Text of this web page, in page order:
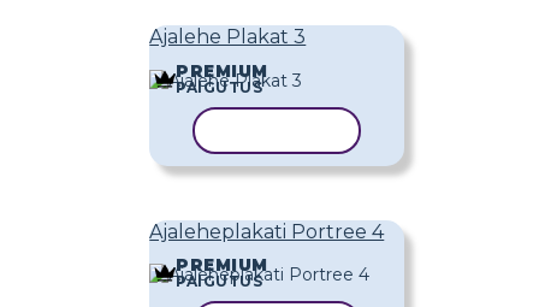
Ajalehe Plakat 3
PREMIUM
PAIGUTUS
Ajaleheplakati Portree 4
PREMIUM
PAIGUTUS